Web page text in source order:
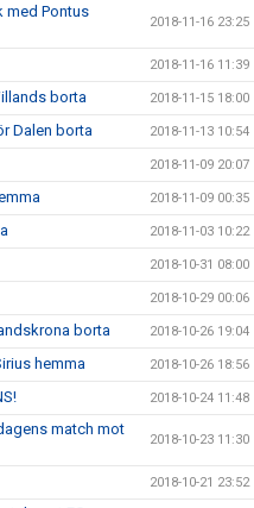
med Pontus
2018-11-16 23:25
2018-11-16 11:39
borta 2018-11-15 18:00
Dalen borta 2018-11-13 10:54
2018-11-09 20:07
2018-11-09 00:35
2018-11-03 10:22
2018-10-31 08:00
2018-10-29 00:06
borta 2018-10-26 19:04
hemma 2018-10-26 18:56
2018-10-24 11:48
match mot
2018-10-23 11:30
2018-10-21 23:52